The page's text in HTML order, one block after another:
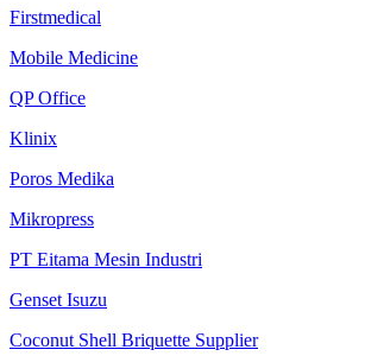
Firstmedical
Mobile Medicine
QP Office
Klinix
Poros Medika
Mikropress
PT Eitama Mesin Industri
Genset Isuzu
Coconut Shell Briquette Supplier